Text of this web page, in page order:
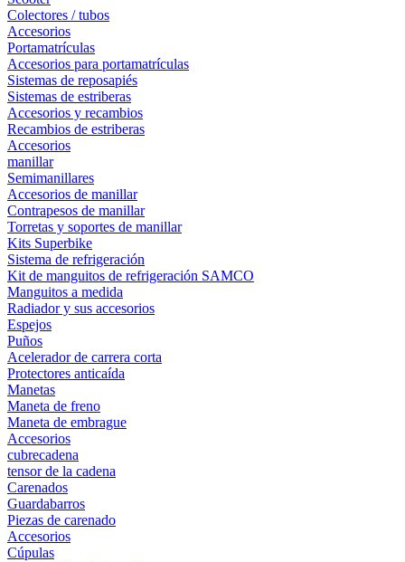
Colectores / tubos
Accesorios
Portamatrículas
Accesorios para portamatrículas
Sistemas de reposapiés
Sistemas de estriberas
Accesorios y recambios
Recambios de estriberas
Accesorios
manillar
Semimanillares
Accesorios de manillar
Contrapesos de manillar
Torretas y soportes de manillar
Kits Superbike
Sistema de refrigeración
Kit de manguitos de refrigeración SAMCO
Manguitos a medida
Radiador y sus accesorios
Espejos
Puños
Acelerador de carrera corta
Protectores anticaída
Manetas
Maneta de freno
Maneta de embrague
Accesorios
cubrecadena
tensor de la cadena
Carenados
Guardabarros
Piezas de carenado
Accesorios
Cúpulas